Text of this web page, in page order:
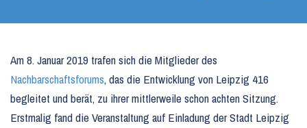
Am 8. Januar 2019 trafen sich die Mitglieder des
Nachbarschaftsforums, das die Entwicklung von Leipzig 416
begleitet und berät, zu ihrer mittlerweile schon achten Sitzung.
Erstmalig fand die Veranstaltung auf Einladung der Stadt Leipzig